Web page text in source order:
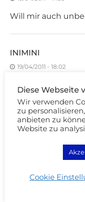
Will mir auch
INIMINI
19/04/2011 - 18:02
Ich hab sie auch
unheimlich gern :)
Lidschatten. Es
Diese Webseite
Wir verwenden
zu
anbieten zu
Website zu
Cookie